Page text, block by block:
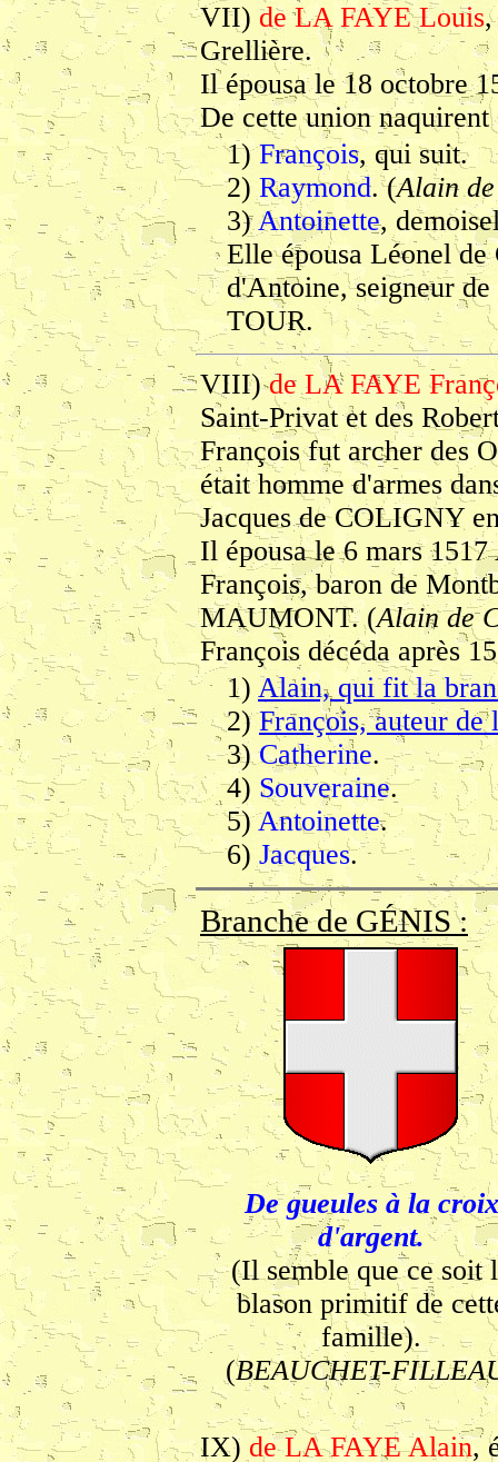
VII) de LA FAYE Louis
Grellière.
Il épousa le 18 octobre
De cette union naquirent
1)François, qui suit.
2) Raymond. (Alain
3)Antoinette,
Elle épousa Léonel
d'Antoine, seigneur
TOUR.
VIII)de LA FAYE
Saint-Privat et des
François fut archer des
était homme d'armes
Jacques de COLIGNY
Il épousa le 6 mars
François, baron de
MAUMONT. (Alain de
François décéda après
1) Alain, qui fit la
2)François, auteur de
3)Catherine.
4) Souveraine.
5)Antoinette.
6) Jacques.
Branche de GÉNIS :
De gueules à la croix
d'argent.
(Il semble que ce soit
blason primitif de
famille).
(BEAUCHET-
IX) de LA FAYE Alain,